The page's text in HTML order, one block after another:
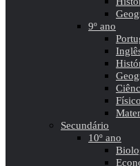
9º ano
Secundário
10º ano